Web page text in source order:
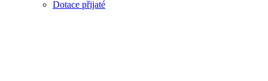
Dotace přijaté